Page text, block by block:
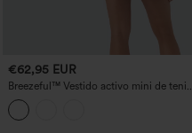
€62,95 EUR
Breezeful™ Vestido activo mini de tenis
sin mangas, de corte, 2 en 1, plisado y de
secado rápido, con bolsillos